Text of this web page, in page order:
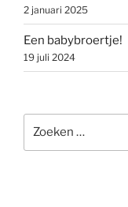
2 januari 2025
Een babybroertje!
19 juli 2024
naar: